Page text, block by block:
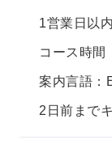
1営業日以
コース時間
案内言語：
2日前まで